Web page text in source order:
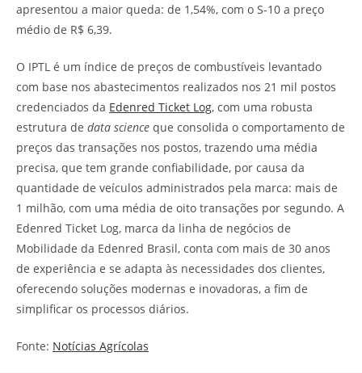
apresentou a maior queda: de 1,54%, com o S-10 a preço
médio de R$ 6,39.
O IPTL é um índice de preços de combustíveis levantado
com base nos abastecimentos realizados nos 21 mil postos
credenciados da Edenred Ticket Log, com uma robusta
estrutura de data science que consolida o comportamento de
preços das transações nos postos, trazendo uma média
precisa, que tem grande confiabilidade, por causa da
quantidade de veículos administrados pela marca: mais de
1 milhão, com uma média de oito transações por segundo. A
Edenred Ticket Log, marca da linha de negócios de
Mobilidade da Edenred Brasil, conta com mais de 30 anos
de experiência e se adapta às necessidades dos clientes,
oferecendo soluções modernas e inovadoras, a fim de
simplificar os processos diários.
Fonte: Notícias Agrícolas